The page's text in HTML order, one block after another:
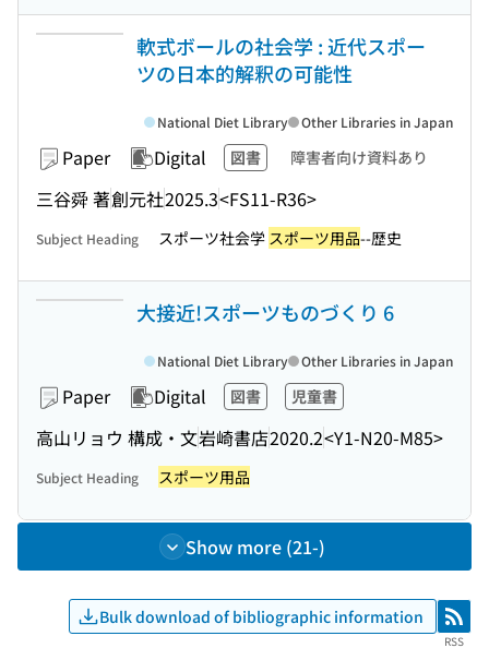
軟式ボールの社会学 : 近代スポー
ツの日本的解釈の可能性
Paper Digital 図書 障害者向け資料あり
三谷舜 著創元社2025.3<FS11-R36>
National Diet Library Other Libraries in Japan
Subject Heading スポーツ社会学 スポーツ用品--歴史
大接近!スポーツものづくり 6
Paper Digital 図書 児童書
高山リョウ 構成・文岩崎書店2020.2<Y1-N20-M85>
National Diet Library Other Libraries in Japan
Subject Heading スポーツ用品
Show more (21-)
Bulk download of bibliographic information RSS
RSS